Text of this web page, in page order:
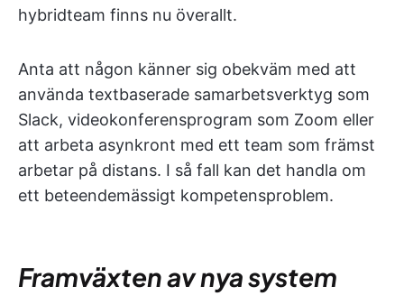
hybridteam finns nu överallt.
Anta att någon känner sig obekväm med att
använda textbaserade samarbetsverktyg som
Slack, videokonferensprogram som Zoom eller
att arbeta asynkront med ett team som främst
arbetar på distans. I så fall kan det handla om
ett beteendemässigt kompetensproblem.
Framväxten av nya system